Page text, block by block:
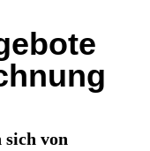
sich von